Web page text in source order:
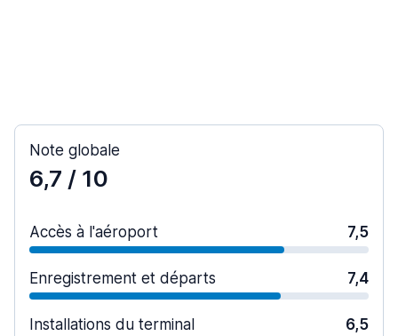
Note globale
6,7 / 10
Accès à l'aéroport 7,5
Enregistrement et départs 7,4
Installations du terminal 6,5